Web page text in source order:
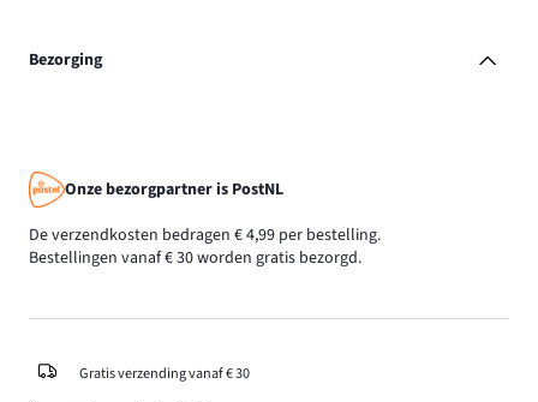
Bezorging
Onze bezorgpartner is PostNL
De verzendkosten bedragen € 4,99 per bestelling.
Bestellingen vanaf € 30 worden gratis bezorgd.
Gratis verzending vanaf € 30